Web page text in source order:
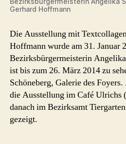
Gerhard Hoffmann
Die Ausstellung mit
Hoffmann wurde am 31. Januar
Bezirksbürgermeisterin
ist bis zum 26. März 2014 zu
Schöneberg, Galerie des
die Ausstellung im Café Ulrichs
danach im Bezirksamt
gezeigt.